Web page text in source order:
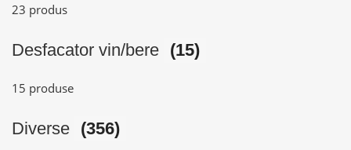
23 produs
Desfacator vin/bere (15)
15 produse
Diverse (356)